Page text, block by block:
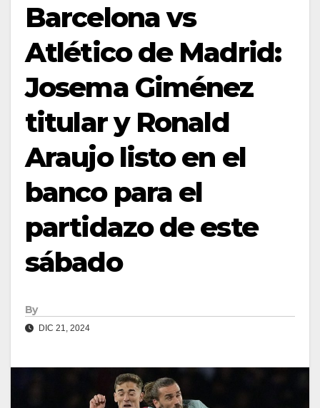
Barcelona vs
Atlético de Madrid:
Josema Giménez
titular y Ronald
Araujo listo en el
banco para el
partidazo de este
sábado
By
DIC 21, 2024